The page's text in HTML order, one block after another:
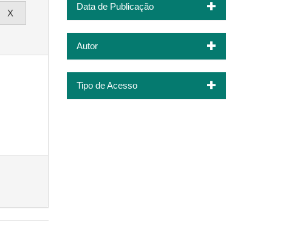
Data de Publicação
Autor
Tipo de Acesso